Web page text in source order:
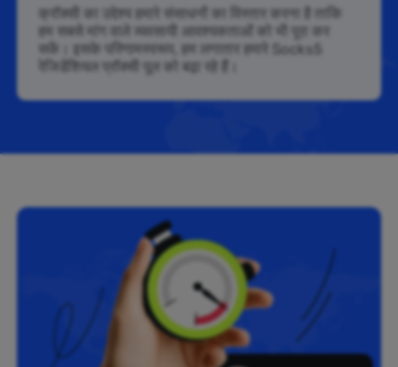
क्रॉक्सी का उद्देश्य हमारे संसाधनों का विस्तार करना है ताकि
हम सबसे मांग वाले व्यवसायी आवश्यकताओं को भी पूरा कर
सकें। इसके परिणामस्वरूप, हम लगातार हमारे Socks5
रेजिडेंशियल प्रॉक्सी पूल को बढ़ा रहे हैं।